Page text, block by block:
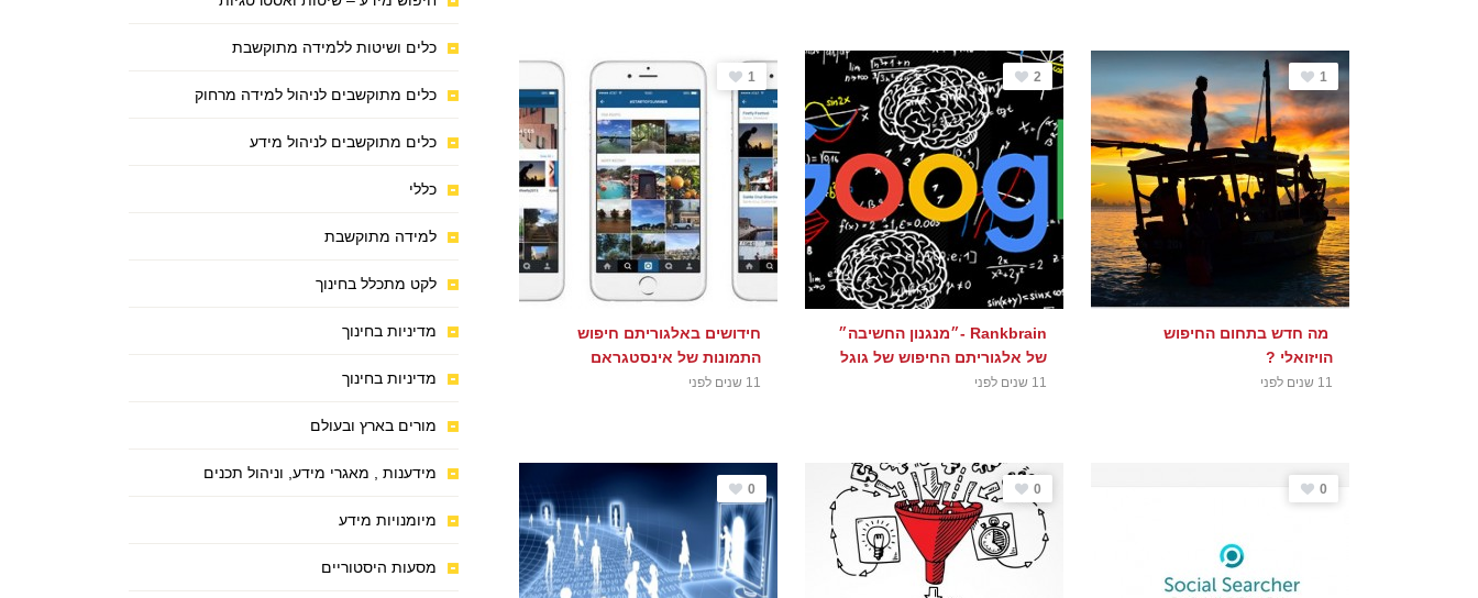
1
מה חדש בתחום החיפוש
הויזואלי ?
11 שנים לפני
2
Rankbrain -״מנגנון החשיבה״
של אלגוריתם החיפוש של גוגל
11 שנים לפני
1
חידושים באלגוריתם חיפוש
התמונות של אינסטגראם
11 שנים לפני
0
0
0
כלים ושיטות ללמידה מתוקשבת
כלים מתוקשבים לניהול למידה מרחוק
כלים מתוקשבים לניהול מידע
כללי
למידה מתוקשבת
לקט מתכלל בחינוך
מדיניות בחינוך
מדיניות בחינוך
מורים בארץ ובעולם
מידענות , מאגרי מידע, וניהול תכנים
מיומנויות מידע
מסעות היסטוריים